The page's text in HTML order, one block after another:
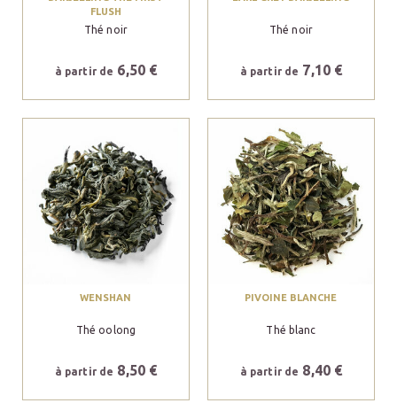
FLUSH
Thé noir
à partir de 6,50 €
Thé noir
à partir de 7,10 €
WENSHAN
Thé oolong
à partir de 8,50 €
PIVOINE BLANCHE
Thé blanc
à partir de 8,40 €